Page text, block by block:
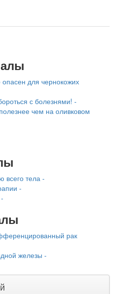
для чернокожих
с болезнями! -
чем на оливковом
всего тела -
-
рак
железы -